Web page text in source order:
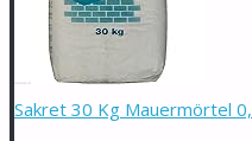
Sakret 30 Kg Mauermörtel